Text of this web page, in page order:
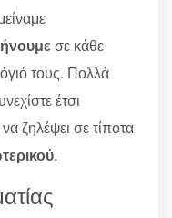
σε κάθε
τους. Πολλά
έτσι
ζηλέψει σε τίποτα
.